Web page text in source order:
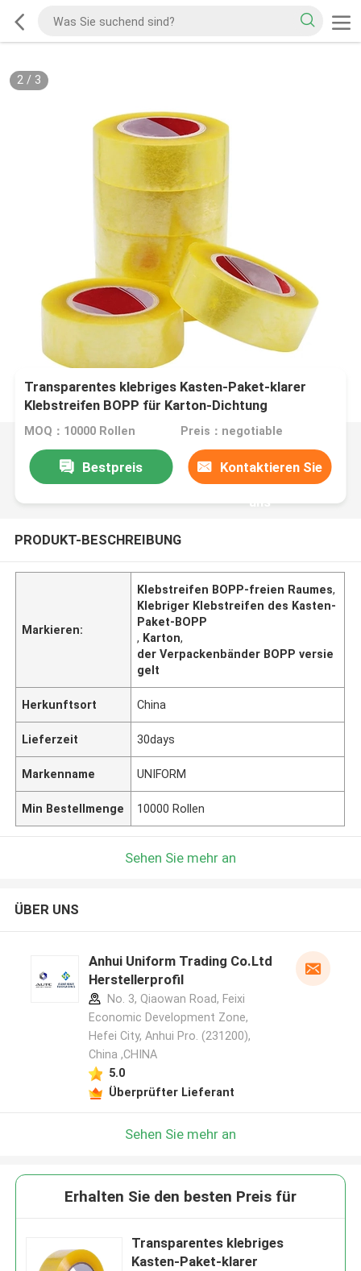
2/ 3
Transparentes klebriges Kasten-Paket-klarer
Klebstreifen BOPP für Karton-Dichtung
MOQ：10000 Rollen Preis：negotiable
Bestpreis Kontaktieren Sie
uns
PRODUKT-BESCHREIBUNG
Markieren:
Klebstreifen BOPP-freien Raumes,
Klebriger Klebstreifen des Kasten-
Paket-BOPP
, Karton,
der Verpackenbänder BOPP versie
gelt
Herkunftsort China
Lieferzeit 30days
Markenname UNIFORM
Min Bestellmenge 10000 Rollen
Sehen Sie mehr an
ÜBER UNS
Anhui Uniform Trading Co.Ltd
Herstellerprofil
No. 3, Qiaowan Road, Feixi
Economic Development Zone,
Hefei City, Anhui Pro. (231200),
China ,CHINA
5.0
Überprüfter Lieferant
Sehen Sie mehr an
Erhalten Sie den besten Preis für
Transparentes klebriges
Kasten-Paket-klarer